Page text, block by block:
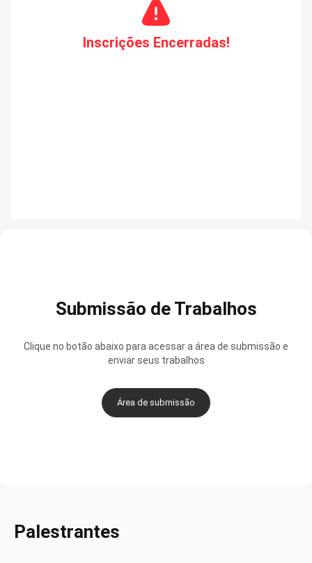
Inscrições Encerradas!
Submissão de Trabalhos
Clique no botão abaixo para acessar a área de submissão e
enviar seus trabalhos
Área de submissão
Palestrantes